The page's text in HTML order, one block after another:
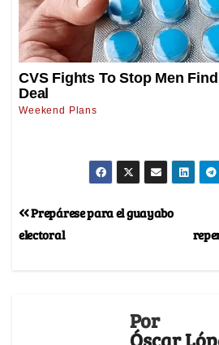
Prepárese para el guayabo
electoral
Por